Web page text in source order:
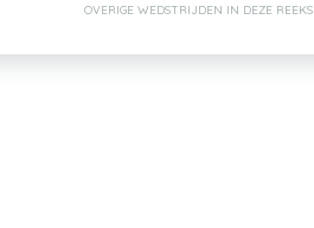
OVERIGE WEDSTRIJDEN IN DEZE REEKS